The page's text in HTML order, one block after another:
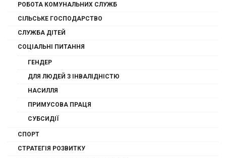
РОБОТА КОМУНАЛЬНИХ СЛУЖБ
СІЛЬСЬКЕ ГОСПОДАРСТВО
СЛУЖБА ДІТЕЙ
СОЦІАЛЬНІ ПИТАННЯ
ГЕНДЕР
ДЛЯ ЛЮДЕЙ З ІНВАЛІДНІСТЮ
НАСИЛЛЯ
ПРИМУСОВА ПРАЦЯ
СУБСИДІЇ
СПОРТ
СТРАТЕГІЯ РОЗВИТКУ